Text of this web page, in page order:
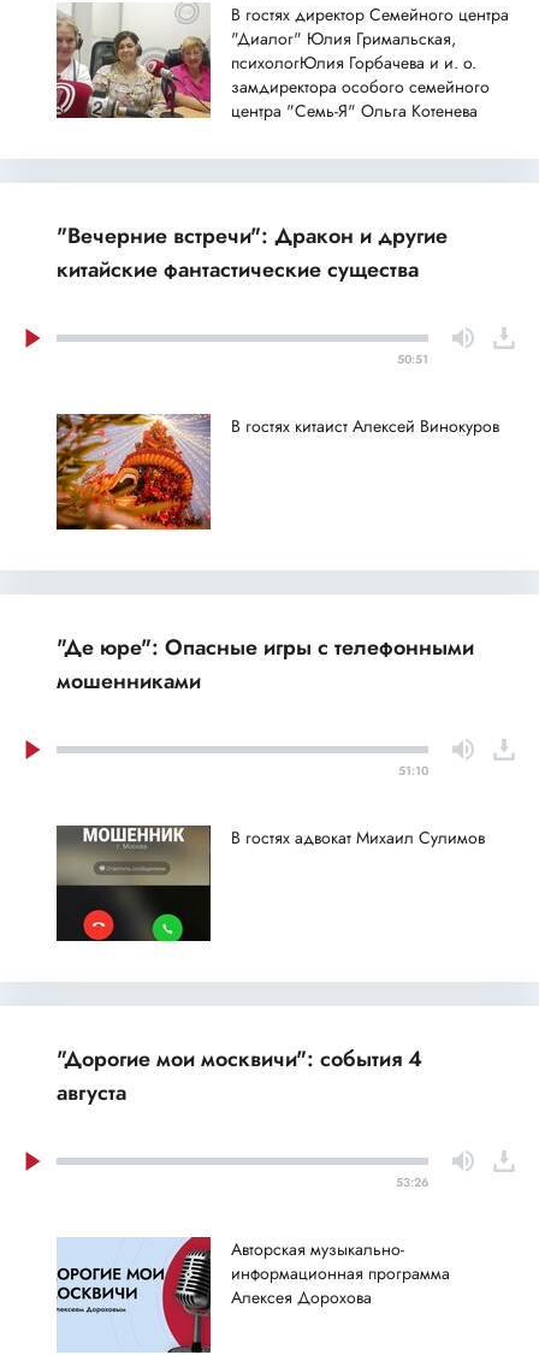
В гостях директор Семейного центра
"Диалог" Юлия Гримальская,
психологЮлия Горбачева и и. о.
замдиректора особого семейного
центра "Семь-Я" Ольга Котенева
"Вечерние встречи": Дракон и другие
китайские фантастические существа
50:51
В гостях китаист Алексей Винокуров
"Де юре": Опасные игры с телефонными
мошенниками
51:10
В гостях адвокат Михаил Сулимов
"Дорогие мои москвичи": события 4
августа
53:26
Авторская музыкально-
информационная программа
Алексея Дорохова